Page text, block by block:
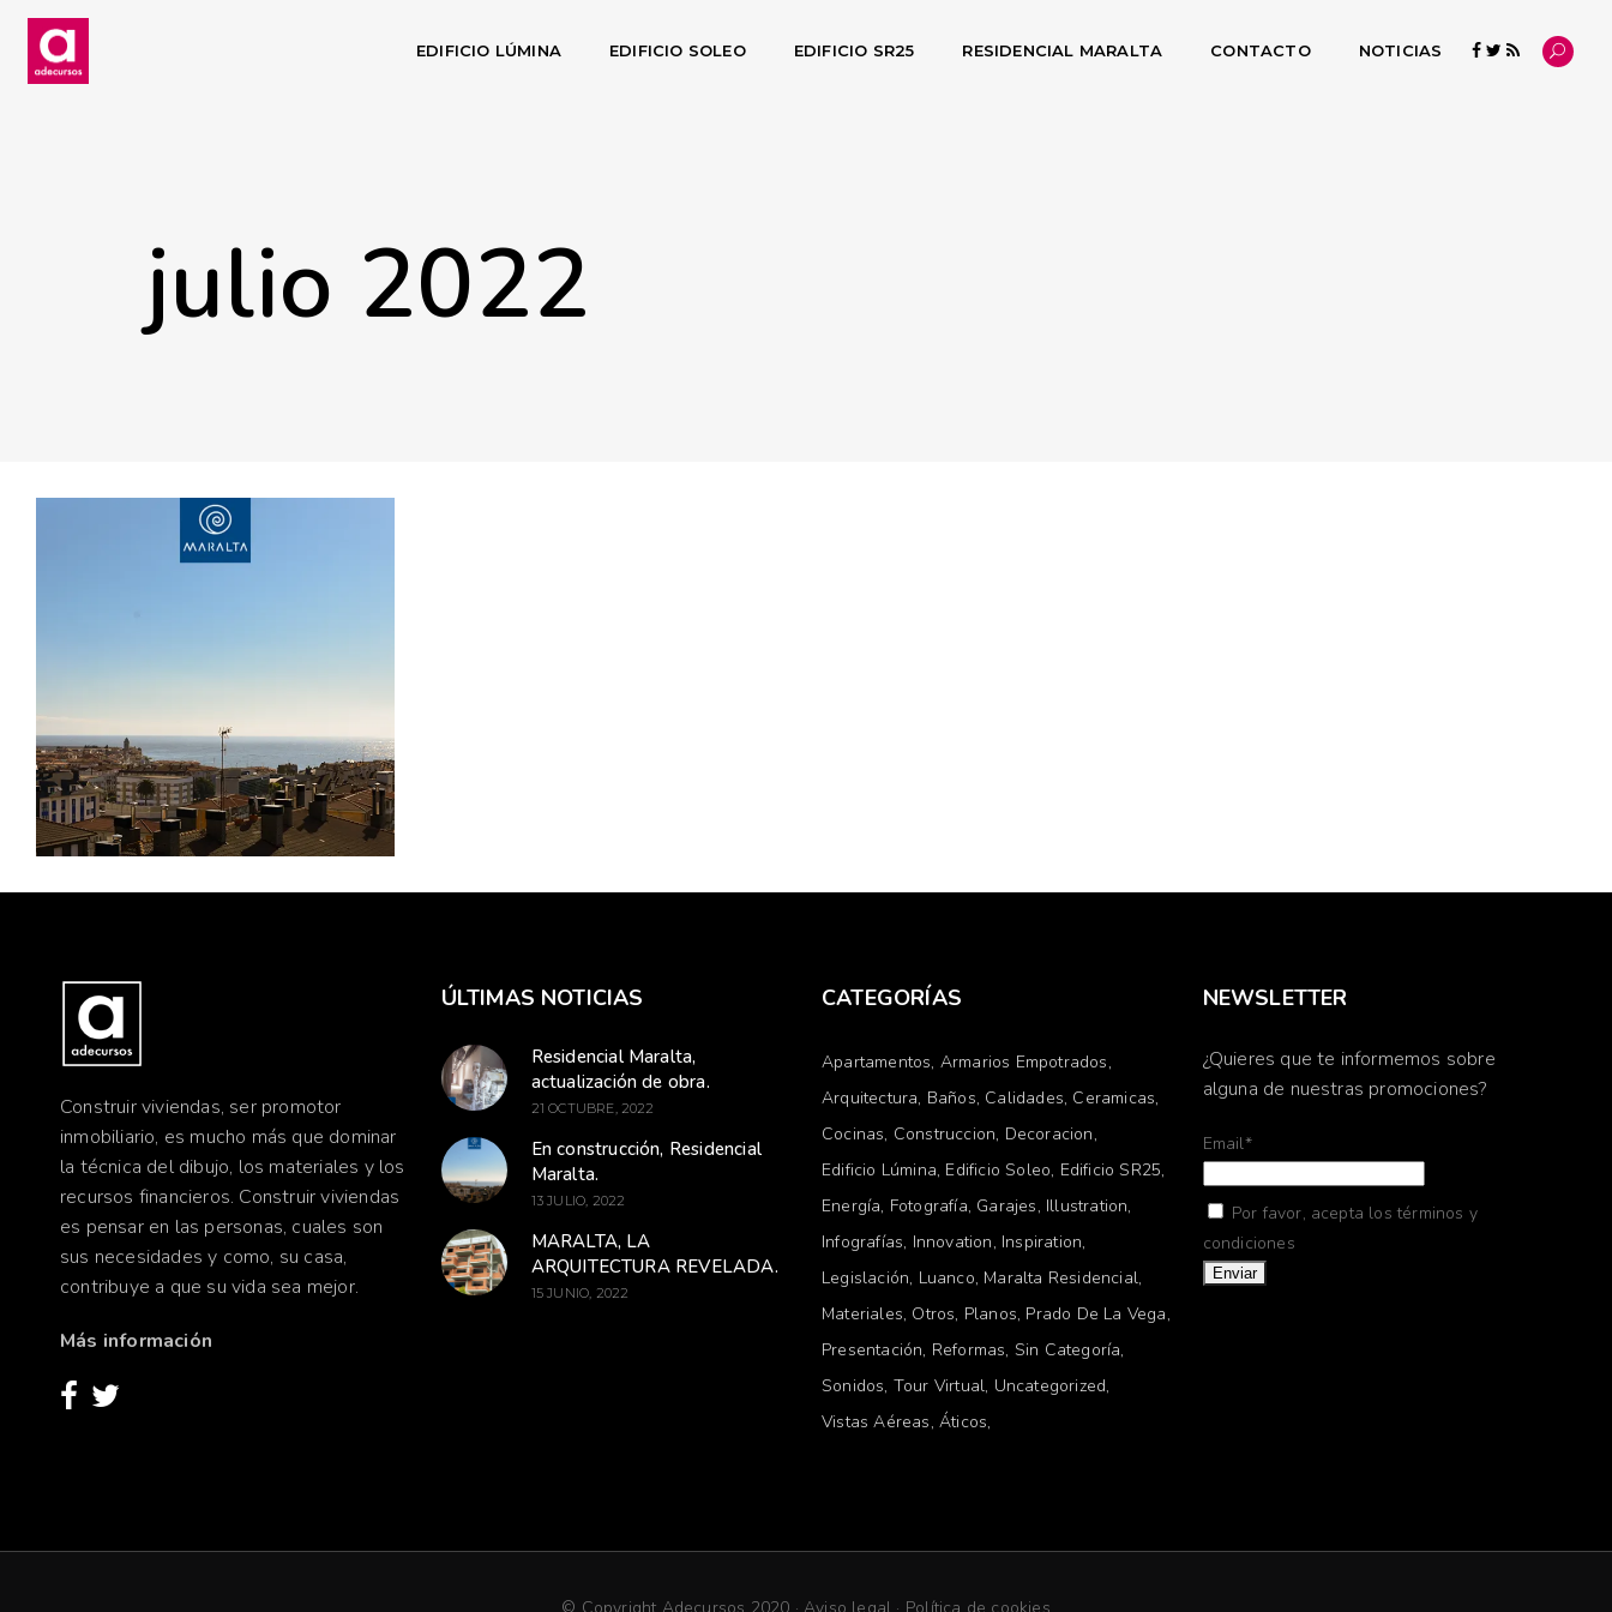
EDIFICIO LÚMINA EDIFICIO SOLEO EDIFICIO SR25 RESIDENCIAL MARALTA CONTACTO NOTICIAS
julio 2022
13 JULIO, 2022
En construcción,
Residencial Maralta.
LEER MÁS
Construir viviendas, ser promotor
inmobiliario, es mucho más que dominar
la técnica del dibujo, los materiales y los
recursos financieros. Construir viviendas
es pensar en las personas, cuales son
sus necesidades y como, su casa,
contribuye a que su vida sea mejor.
Más información
ÚLTIMAS NOTICIAS
Residencial Maralta,
actualización de obra.
21 OCTUBRE, 2022
En construcción, Residencial
Maralta.
13 JULIO, 2022
MARALTA, LA
ARQUITECTURA REVELADA.
15 JUNIO, 2022
CATEGORÍAS
Apartamentos Armarios Empotrados
Arquitectura Baños Calidades Ceramicas
Cocinas Construccion Decoracion
Edificio Lúmina Edificio Soleo Edificio SR25
Energía Fotografía Garajes Illustration
Infografías Innovation Inspiration
Legislación Luanco Maralta Residencial
Materiales Otros Planos Prado De La Vega
Presentación Reformas Sin Categoría
Sonidos Tour Virtual Uncategorized
Vistas Aéreas Áticos
NEWSLETTER
¿Quieres que te informemos sobre
alguna de nuestras promociones?
Email*
Por favor, acepta los términos y
condiciones